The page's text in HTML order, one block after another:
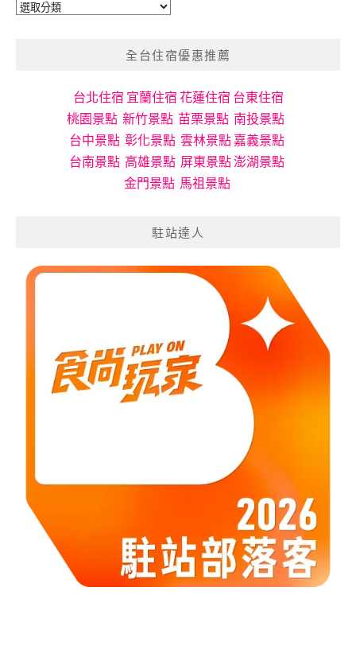
旅
全台住宿優惠推薦
台北住宿 宜蘭住宿花蓮住宿 台東住宿
桃園景點 新竹景點 苗栗景點 南投景點
台中景點 彰化景點 雲林景點嘉義景點
台南景點 高雄景點 屏東景點澎湖景點
金門景點 馬祖景點
駐站達人